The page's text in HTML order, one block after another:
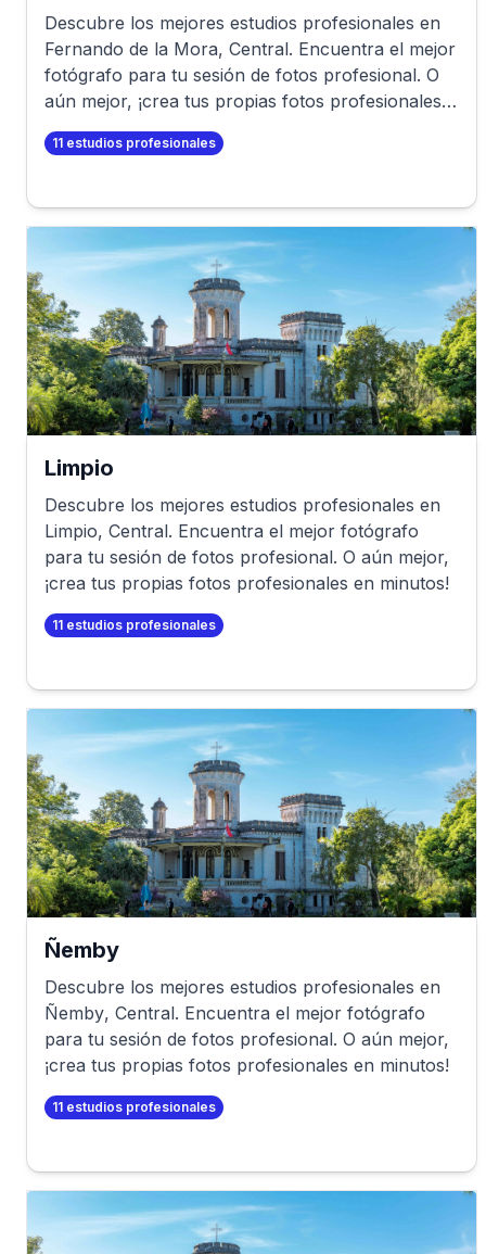
Descubre los mejores estudios profesionales en
Fernando de la Mora, Central. Encuentra el mejor
fotógrafo para tu sesión de fotos profesional. O
aún mejor, ¡crea tus propias fotos profesionales
en minutos!
11 estudios profesionales
Limpio
Descubre los mejores estudios profesionales en
Limpio, Central. Encuentra el mejor fotógrafo
para tu sesión de fotos profesional. O aún mejor,
¡crea tus propias fotos profesionales en minutos!
11 estudios profesionales
Ñemby
Descubre los mejores estudios profesionales en
Ñemby, Central. Encuentra el mejor fotógrafo
para tu sesión de fotos profesional. O aún mejor,
¡crea tus propias fotos profesionales en minutos!
11 estudios profesionales